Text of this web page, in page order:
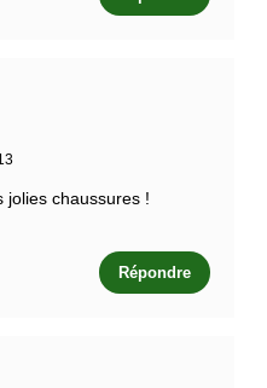
jolies chaussures !
Répondre